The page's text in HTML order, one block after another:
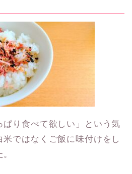
ぱり食べて欲しい」という気
ではなくご飯に味付けをし